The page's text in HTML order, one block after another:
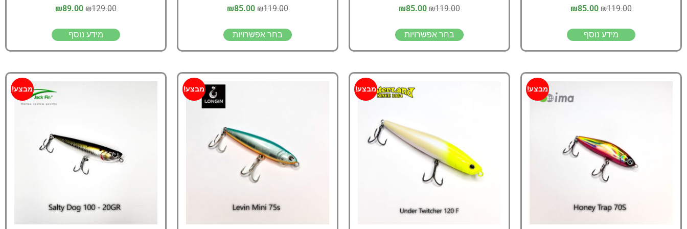
₪119.00
₪85.00
מידע נוסף
₪119.00
₪85.00
בחר אפשרויות
₪119.00
₪85.00
בחר אפשרויות
₪129.00
₪89.00
מידע נוסף
מבצע! מבצע! מבצע! מבצע!